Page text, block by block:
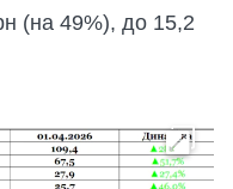
(на 49%), до 15,2